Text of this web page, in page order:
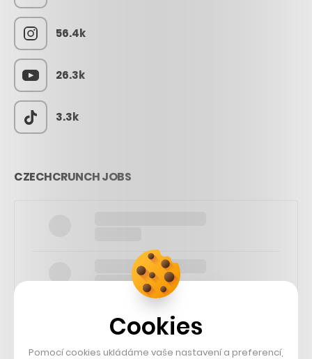
56.4k
26.3k
3.3k
CZECHCRUNCH JOBS
Cookies
Pomocí cookies ukládáme vaše nastavení a preferencí,